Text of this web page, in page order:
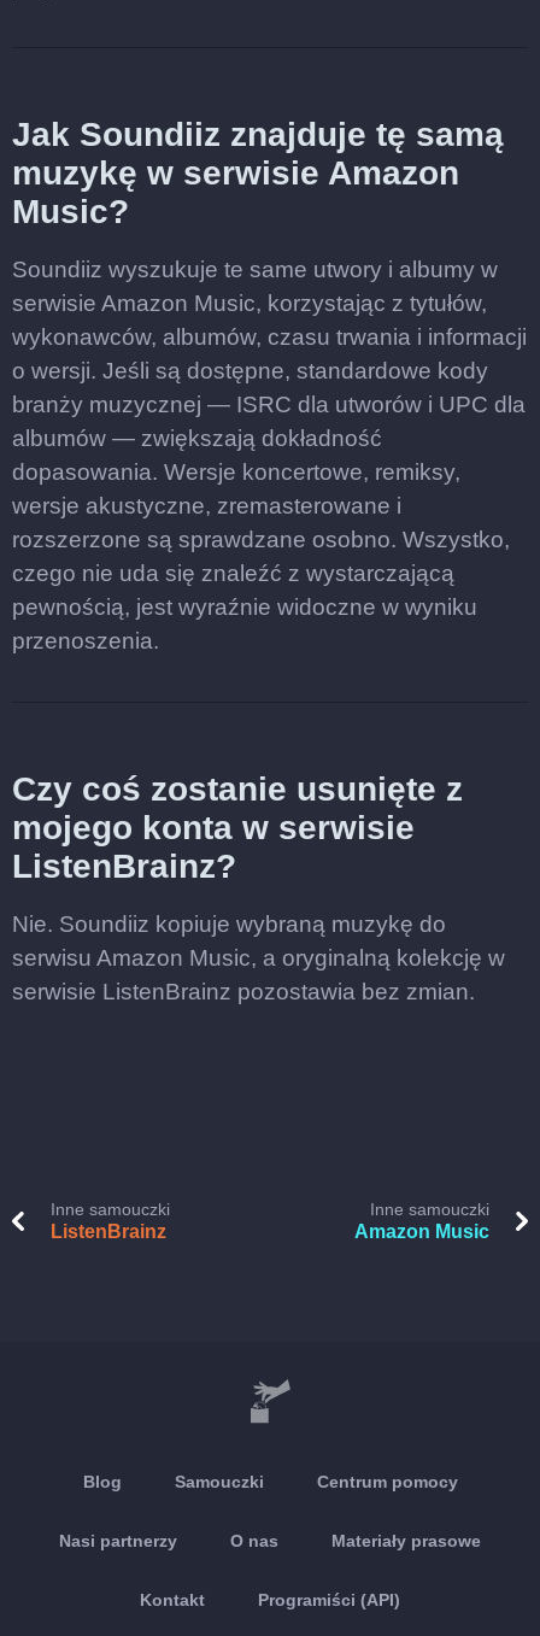
Jak Soundiiz znajduje tę samą
muzykę w serwisie Amazon
Music?
Soundiiz wyszukuje te same utwory i albumy w
serwisie Amazon Music, korzystając z tytułów,
wykonawców, albumów, czasu trwania i informacji
o wersji. Jeśli są dostępne, standardowe kody
branży muzycznej — ISRC dla utworów i UPC dla
albumów — zwiększają dokładność
dopasowania. Wersje koncertowe, remiksy,
wersje akustyczne, zremasterowane i
rozszerzone są sprawdzane osobno. Wszystko,
czego nie uda się znaleźć z wystarczającą
pewnością, jest wyraźnie widoczne w wyniku
przenoszenia.
Czy coś zostanie usunięte z
mojego konta w serwisie
ListenBrainz?
Nie. Soundiiz kopiuje wybraną muzykę do
serwisu Amazon Music, a oryginalną kolekcję w
serwisie ListenBrainz pozostawia bez zmian.
Inne samouczki
ListenBrainz
Inne samouczki
Amazon Music
Blog Samouczki Centrum pomocy
Nasi partnerzy O nas Materiały prasowe
Kontakt Programiści (API)